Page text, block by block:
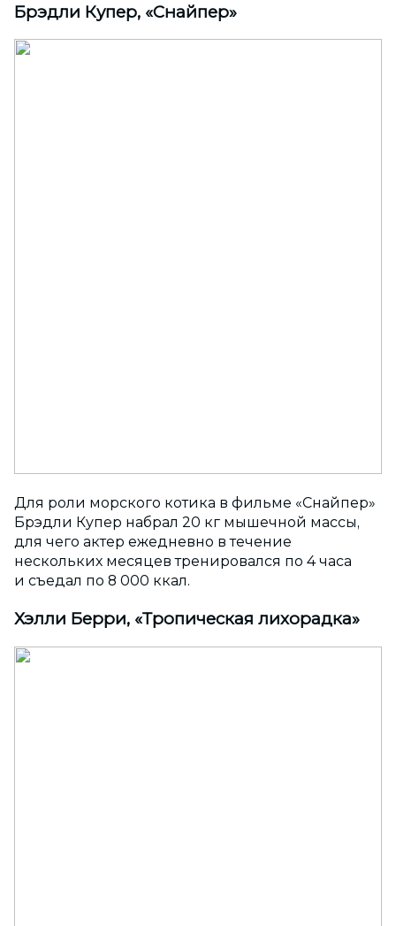
Брэдли Купер, «Снайпер»
Для роли морского котика в фильме «Снайпер»
Брэдли Купер набрал 20 кг мышечной массы,
для чего актер ежедневно в течение
нескольких месяцев тренировался по 4 часа
и съедал по 8 000 ккал.
Хэлли Берри, «Тропическая лихорадка»